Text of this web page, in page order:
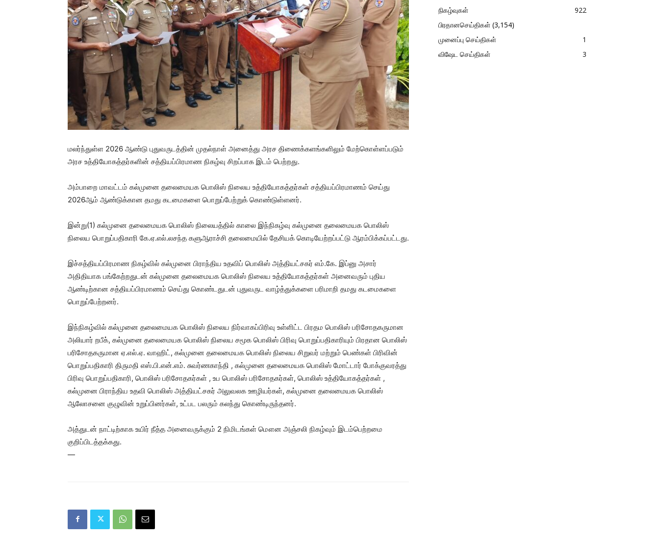
மலர்ந்துள்ள 2026 ஆண்டு புதுவருடத்தின் முதல்நாள் அனைத்து அரச திணைக்களங்களிலும் மேற்கொள்ளப்படும்
அரச உத்தியோகத்தர்களின் சத்தியப்பிரமாண நிகழ்வு சிறப்பாக இடம் பெற்றது.
அம்பாறை மாவட்டம் கல்முனை தலைமையக பொலிஸ் நிலைய உத்தியோகத்தர்கள் சத்தியப்பிரமாணம் செய்து
2026ஆம் ஆண்டுக்கான தமது கடமைகளை பொறுப்பேற்றுக் கொண்டுள்ளனர்.
இன்று(1) கல்முனை தலைமையக பொலிஸ் நிலையத்தில் காலை இந்நிகழ்வு கல்முனை தலைமையக பொலிஸ்
நிலைய பொறுப்பதிகாரி கே.ஏ.எல்.லசந்த களுஆராச்சி தலைமையில் தேசியக் கொடியேற்றப்பட்டு ஆரம்பிக்கப்பட்டது.
இச்சத்தியப்பிரமாண நிகழ்வில் கல்முனை பிராந்திய உதவிப் பொலிஸ் அத்தியட்சகர் எம்.கே. இப்னு அசார்
அதிதியாக பங்கேற்றதுடன் கல்முனை தலைமையக பொலிஸ் நிலைய உத்தியோகத்தர்கள் அனைவரும் புதிய
ஆண்டிற்கான சத்தியப்பிரமாணம் செய்து கொண்டதுடன் புதுவருட வாழ்த்துக்களை பரிமாறி தமது கடமைகளை
பொறுப்பேற்றனர்.
இந்நிகழ்வில் கல்முனை தலைமையக பொலிஸ் நிலைய நிர்வாகப்பிரிவு உள்ளிட்ட பிரதம பொலிஸ் பரிசோதகருமான
அலியார் றபீக், கல்முனை தலைமையக பொலிஸ் நிலைய சமூக பொலிஸ் பிரிவு பொறுப்பதிகாரியும் பிரதான பொலிஸ்
பரிசோதகருமான ஏ.எல்.ஏ. வாஹிட், கல்முனை தலைமையக பொலிஸ் நிலைய சிறுவர் மற்றும் பெண்கள் பிரிவின்
பொறுப்பதிகாரி திருமதி எஸ்.பி.என்.எம். சுவர்ணகாந்தி , கல்முனை தலைமையக பொலிஸ் மோட்டார் போக்குவரத்து
பிரிவு பொறுப்பதிகாரி, பொலிஸ் பரிசோதகர்கள் , உப பொலிஸ் பரிசோதகர்கள், பொலிஸ் உத்தியோகத்தர்கள் ,
கல்முனை பிராந்திய உதவி பொலிஸ் அத்தியட்சகர் அலுவலக ஊழியர்கள், கல்முனை தலைமையக பொலிஸ்
ஆலோசனை குழுவின் உறுப்பினர்கள், உட்பட பலரும் கலந்து கொண்டிருந்தனர்.
அத்துடன் நாட்டிற்காக உயிர் நீத்த அனைவருக்கும் 2 நிமிடங்கள் மௌன அஞ்சலி நிகழ்வும் இடம்பெற்றமை
குறிப்பிடத்தக்கது.
—
நிகழ்வுகள்
922
பிரதானசெய்திகள் (3,154)
முனைப்பு செய்திகள்
1
விஷேட செய்திகள்
3